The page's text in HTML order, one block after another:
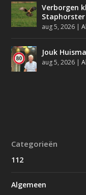
Verborgen
Staphorster
aug 5, 2026 |
Jouk
aug 5, 2026 |
Categorieën
112
Algemeen